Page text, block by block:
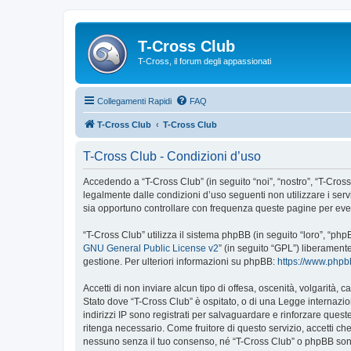
T-Cross Club
T-Cross, il forum degli appassionati
Collegamenti Rapidi FAQ
T-Cross Club T-Cross Club
T-Cross Club - Condizioni d’uso
Accedendo a “T-Cross Club” (in seguito “noi”, “nostro”, “T-
legalmente dalle condizioni d’uso seguenti non utilizzare i
sia opportuno controllare con frequenza queste pagine per
“T-Cross Club” utilizza il sistema phpBB (in seguito “loro”,
GNU General Public License v2” (in seguito “GPL”)
gestione. Per ulteriori informazioni su phpBB: https://
Accetti di non inviare alcun tipo di offesa, oscenità, volgarità,
Stato dove “T-Cross Club” è ospitato, o di una Legge
indirizzi IP sono registrati per salvaguardare e rinforzare
ritenga necessario. Come fruitore di questo servizio, accetti
nessuno senza il tuo consenso, né “T-Cross Club” o phpBB